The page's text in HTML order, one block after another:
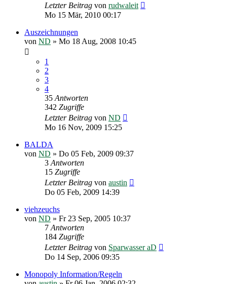
Letzter Beitrag von rudwaleit
Mo 15 Mär, 2010 00:17
Auszeichnungen
von ND » Mo 18 Aug, 2008 10:45
1
2
3
4
35Antworten
342 Zugriffe
Letzter Beitrag von ND
Mo 16 Nov, 2009 15:25
BALDA
von ND » Do 05 Feb, 2009 09:37
3Antworten
15 Zugriffe
Letzter Beitrag von austin
Do 05 Feb, 2009 14:39
viehzeuchs
von ND » Fr 23 Sep, 2005 10:37
7Antworten
184 Zugriffe
Letzter Beitrag von Sparwasser aD
Do 14 Sep, 2006 09:35
Monopoly Information/Regeln